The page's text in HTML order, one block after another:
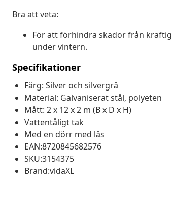
Bra att veta:
För att förhindra skador från
under vintern.
Specifikationer
Färg: Silver och silvergrå
Material: Galvaniserat stål, polyeten
Mått: 2 x 12 x 2 m (B x D x H)
Vattentåligt tak
Med en dörr med lås
EAN:8720845682576
SKU:3154375
Brand:vidaXL